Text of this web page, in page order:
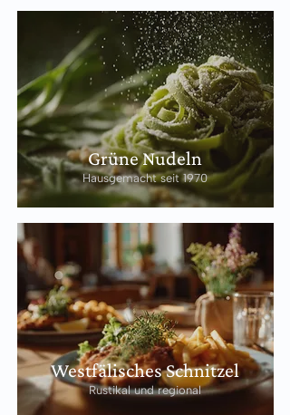
Grüne Nudeln
Hausgemacht seit 1970
Westfälisches Schnitzel
Rustikal und regional